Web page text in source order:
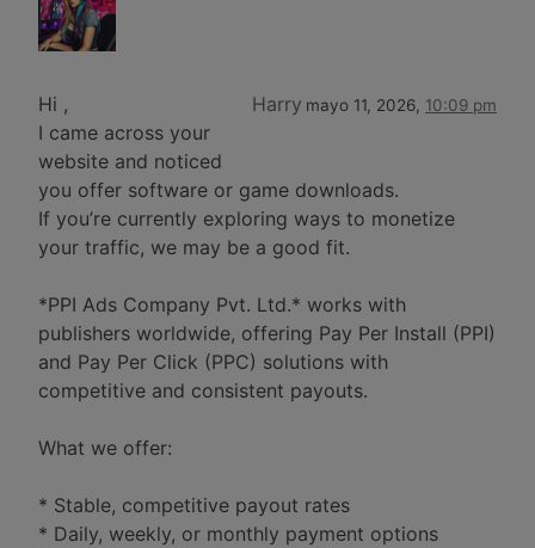
Harry mayo 11, 2026, 10:09 pm
Hi ,
I came across your
website and noticed
you offer software or game downloads.
If you’re currently exploring ways to monetize
your traffic, we may be a good fit.
*PPI Ads Company Pvt. Ltd.* works with
publishers worldwide, offering Pay Per Install (PPI)
and Pay Per Click (PPC) solutions with
competitive and consistent payouts.
What we offer:
* Stable, competitive payout rates
* Daily, weekly, or monthly payment options